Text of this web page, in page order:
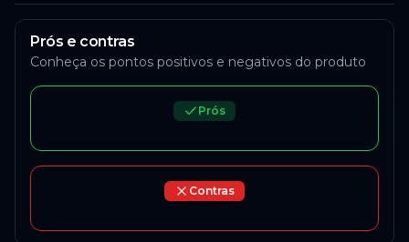
Prós e contras
Conheça os pontos positivos e negativos do produto
Prós
Contras